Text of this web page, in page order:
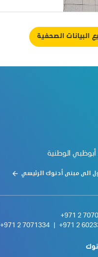
البيانات الصحفية
الوطنية
الى مبنى أدنوك الرئيسي
+971 2
+971 2
+971 2 7071334